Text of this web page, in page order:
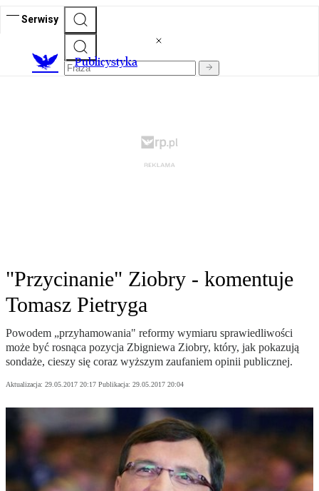
Serwisy
Publicystyka
"Przycinanie" Ziobry - komentuje
Tomasz Pietryga
Powodem „przyhamowania" reformy wymiaru sprawiedliwości
może być rosnąca pozycja Zbigniewa Ziobry, który, jak pokazują
sondaże, cieszy się coraz wyższym zaufaniem opinii publicznej.
Aktualizacja: 29.05.2017 20:17 Publikacja: 29.05.2017 20:04